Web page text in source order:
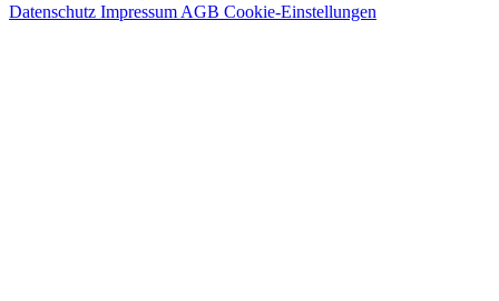
Datenschutz Impressum AGB Cookie-Einstellungen